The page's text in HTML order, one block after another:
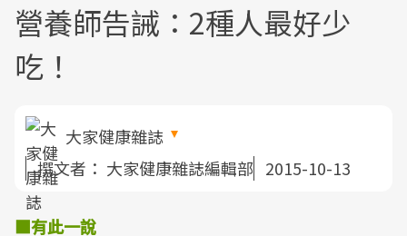
營養師告誡：2種人最好少
吃！
大家健康雜誌
撰文者： 大家健康雜誌編輯部 2015-10-13
■有此一說